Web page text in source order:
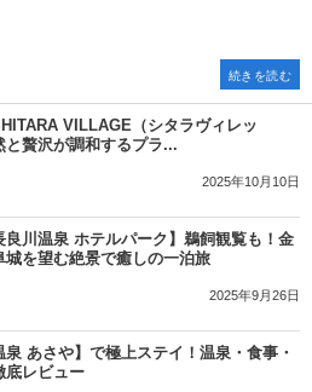
VILLAGE（シタラヴィレッ
と贅沢が調和するプラ...
2025年10月10日
良川温泉 ホテルパーク】鵜飼観覧も！金
城を望む絶景で癒しの一泊旅
2025年9月26日
泉 あさや】で極上ステイ！温泉・食事・
底レビュー
続きを読む